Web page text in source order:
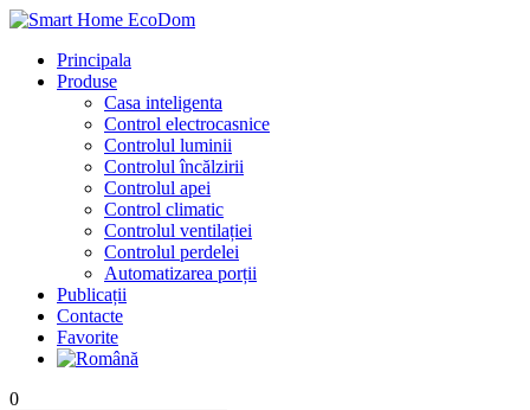
Principala
Produse
Casa inteligenta
Control electrocasnice
Controlul luminii
Controlul încălzirii
Controlul apei
Control climatic
Controlul ventilației
Сontrolul perdelei
Automatizarea porții
Publicații
Contacte
Favorite
0